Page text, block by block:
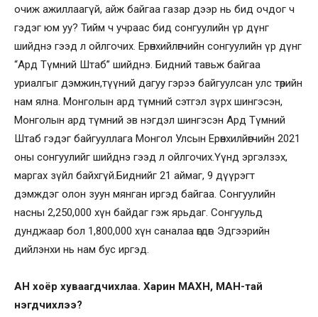
очиж ажиллаагүй, айж байгаа газар дээр нь бид очдог ч
гэдэг юм уу? Тийм ч учраас бид сонгуулийн үр дүнг
шийднэ гээд л ойлгочих. Ерөнхийлөгчийн сонгуулийн үр дүнг
“Ард Түмний Штаб” шийднэ. Бидний тавьж байгаа
уриалгыг дэмжин,түүний дагуу гэрээ байгуулсан улс төрийн
нам ялна. Монголын ард түмний сэтгэл зүрх шингэсэн,
Монголын ард түмний эв нэгдэл шингэсэн Ард Түмний
Штаб гэдэг байгууллага Монгол Улсын Ерөнхилйөгчийн 2021
оны сонгуулийг шийднэ гээд л ойлгочих.Үүнд эргэлзэх,
маргах зүйл байхгүй.Биднийг 21 аймаг, 9 дүүрэгт
дэмждэг олон зуун мянган иргэд байгаа. Сонгуулийн
насны 2,250,000 хүн байдаг гэж ярьдаг. Сонгуульд
дунджаар бол 1,800,000 хүн саналаа өгдөг. Эдгээрийн
дийлэнхи нь нам бус иргэд.
АН хоёр хуваагдчихлаа. Харин МАХН, МАН-тай
нэгдчихлээ?